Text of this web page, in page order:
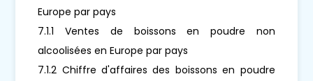
Europe par pays
7.1.1 Ventes de boissons en poudre non
alcoolisées en Europe par pays
7.1.2 Chiffre d'affaires des boissons en poudre